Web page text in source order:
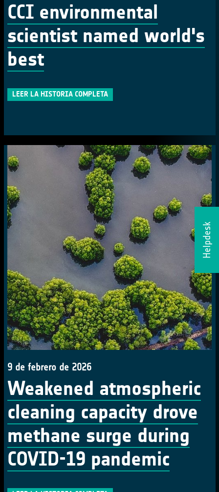
Helpdesk
CCI environmental
scientist named world's
best
LEER LA HISTORIA COMPLETA
9 de febrero de 2026
Weakened atmospheric
cleaning capacity drove
methane surge during
COVID-19 pandemic